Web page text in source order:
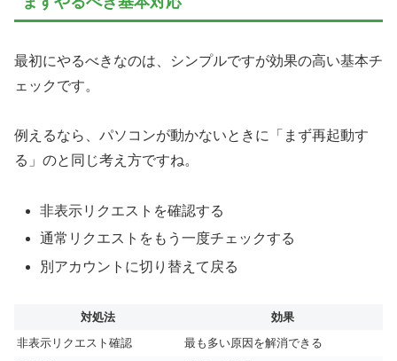
最初にやるべきなのは、シンプルですが効果の高い基本チ
ェックです。
例えるなら、パソコンが動かないときに「まず再起動す
る」のと同じ考え方ですね。
非表示リクエストを確認する
通常リクエストをもう一度チェックする
別アカウントに切り替えて戻る
対処法
効果
非表示リクエスト確認
最も多い原因を解消できる